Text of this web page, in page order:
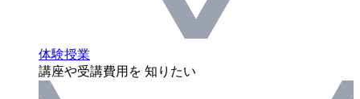
体験授業
講座や受講費用を 知りたい